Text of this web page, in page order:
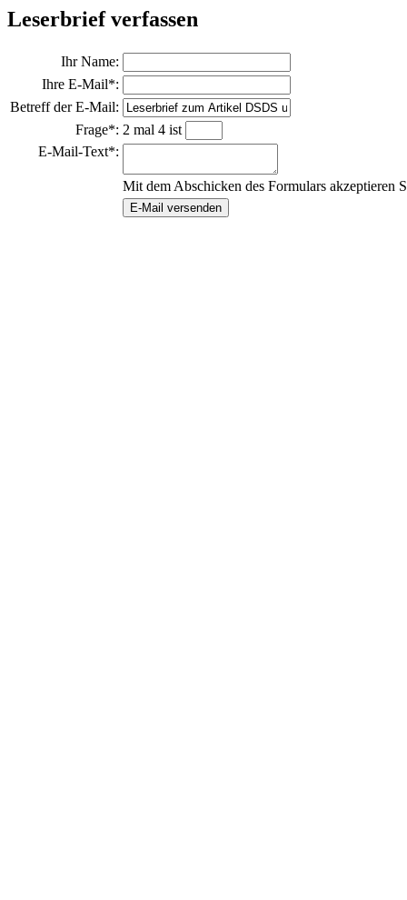
Leserbrief verfassen
Ihr Name:
Ihre E-Mail*:
Betreff der E-Mail:
Frage*: 2 mal 4 ist
E-Mail-Text*:
Mit dem Abschicken des Formulars akzeptieren
E-Mail versenden